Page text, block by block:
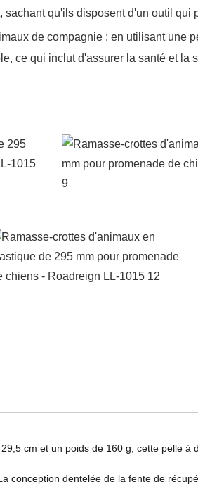
qu'ils disposent d'un outil qui
de compagnie : en utilisant
ce qui inclut d'assurer la santé et
cm et un poids de 160 g, cette pelle
conception dentelée de la fente de